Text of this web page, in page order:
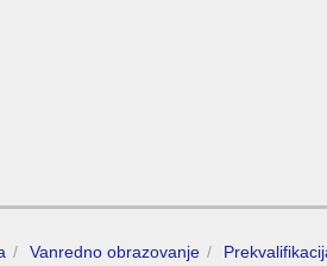
Vanredno obrazovanje